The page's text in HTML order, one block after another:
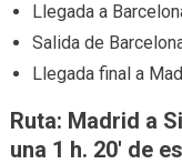
Llegada a
Salida de
Llegada final a
Ruta: Madrid a
una 1 h. 20′ de